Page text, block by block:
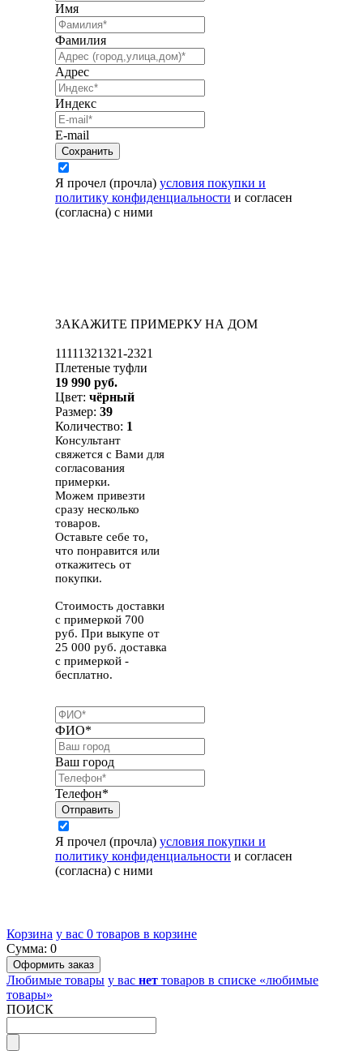
Имя
Фамилия
Адрес
Индекс
E-mail
Я прочел (прочла) условия покупки и
политику конфиденциальности и согласен
(согласна) с ними
ЗАКАЖИТЕ ПРИМЕРКУ НА ДОМ
11111321321-2321
Плетеные туфли
19 990 руб.
Цвет: чёрный
Размер: 39
Количество: 1
Консультант
свяжется с Вами для
согласования
примерки.
Можем привезти
сразу несколько
товаров.
Оставьте себе то,
что понравится или
откажитесь от
покупки.
Стоимость доставки
с примеркой 700
руб. При выкупе от
25 000 руб. доставка
с примеркой -
бесплатно.
ФИО*
Ваш город
Телефон*
Я прочел (прочла) условия покупки и
политику конфиденциальности и согласен
(согласна) с ними
Корзина у вас 0 товаров в корзине
Сумма: 0
Любимые товары у вас нет товаров в списке «любимые
товары»
ПОИСК